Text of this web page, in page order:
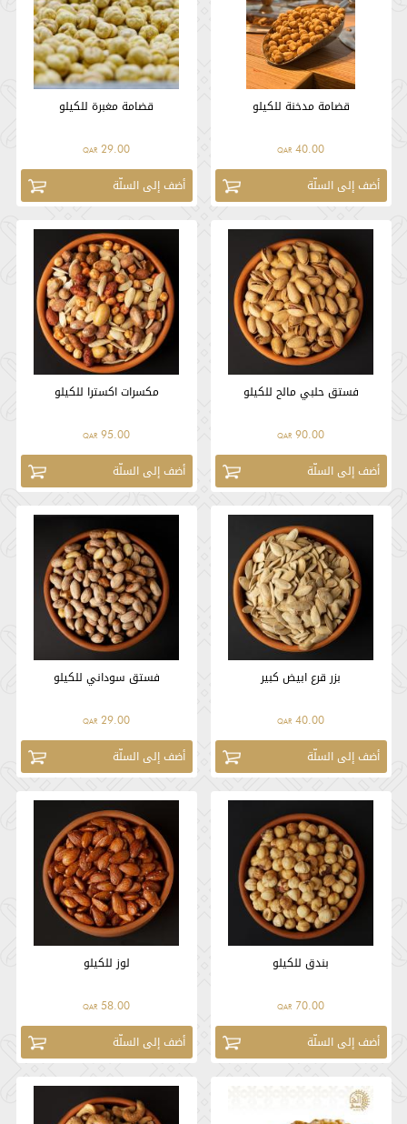
قضامة مدخنة للكيلو
40.00
QAR
أضف إلى السلّة
قضامة مغبرة للكيلو
29.00
QAR
أضف إلى السلّة
فستق حلبي مالح للكيلو
90.00
QAR
أضف إلى السلّة
مكسرات اكسترا للكيلو
95.00
QAR
أضف إلى السلّة
بزر قرع ابيض كبير
40.00
QAR
أضف إلى السلّة
فستق سوداني للكيلو
29.00
QAR
أضف إلى السلّة
بندق للكيلو
70.00
QAR
أضف إلى السلّة
لوز للكيلو
58.00
QAR
أضف إلى السلّة